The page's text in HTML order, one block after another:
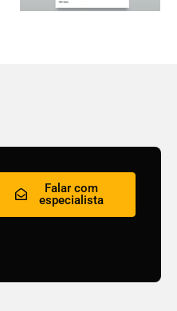
Falar com
especialista